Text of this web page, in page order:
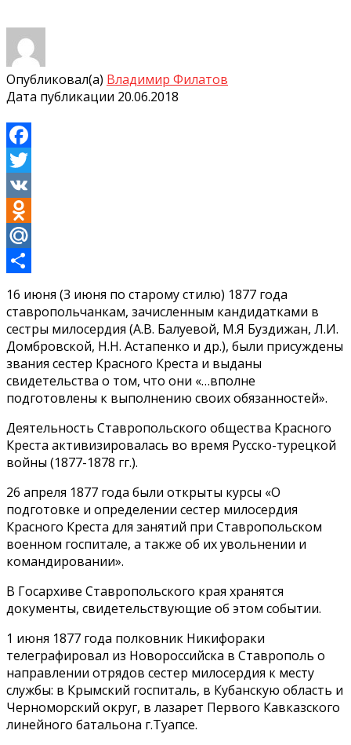
Опубликовал(а) Владимир Филатов
Дата публикации 20.06.2018
Facebook
Twitter
VK
Odnoklassniki
Mail.Ru
Отправить
16 июня (3 июня по старому стилю) 1877 года
ставропольчанкам, зачисленным кандидатками в
сестры милосердия (А.В. Балуевой, М.Я Буздижан, Л.И.
Домбровской, Н.Н. Астапенко и др.), были присуждены
звания сестер Красного Креста и выданы
свидетельства о том, что они «…вполне
подготовлены к выполнению своих обязанностей».
Деятельность Ставропольского общества Красного
Креста активизировалась во время Русско-турецкой
войны (1877-1878 гг.).
26 апреля 1877 года были открыты курсы «О
подготовке и определении сестер милосердия
Красного Креста для занятий при Ставропольском
военном госпитале, а также об их увольнении и
командировании».
В Госархиве Ставропольского края хранятся
документы, свидетельствующие об этом событии.
1 июня 1877 года полковник Никифораки
телеграфировал из Новороссийска в Ставрополь о
направлении отрядов сестер милосердия к месту
службы: в Крымский госпиталь, в Кубанскую область и
Черноморский округ, в лазарет Первого Кавказского
линейного батальона г.Туапсе.